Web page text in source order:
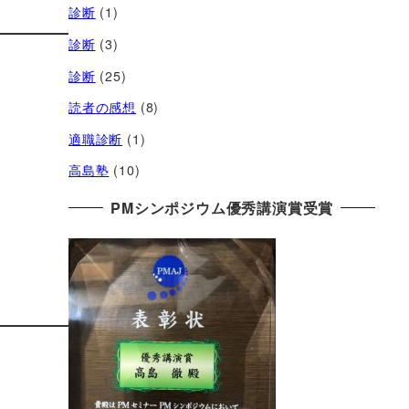
診断 (1)
診断 (3)
診断 (25)
読者の感想 (8)
適職診断 (1)
高島塾 (10)
PMシンポジウム優秀講演賞受賞